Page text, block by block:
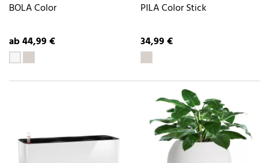
BOLA Color
ab 44,99 €
PILA Color Stick
34,99 €